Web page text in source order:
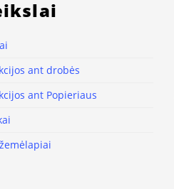
ant drobės
ant Popieriaus